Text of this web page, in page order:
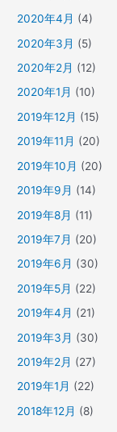
2020年4月 (4)
2020年3月 (5)
2020年2月 (12)
2020年1月 (10)
2019年12月 (15)
2019年11月 (20)
2019年10月 (20)
2019年9月 (14)
2019年8月 (11)
2019年7月 (20)
2019年6月 (30)
2019年5月 (22)
2019年4月 (21)
2019年3月 (30)
2019年2月 (27)
2019年1月 (22)
2018年12月 (8)